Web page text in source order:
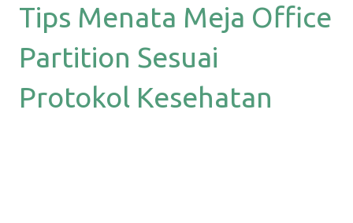
Tips Menata Meja Office
Partition Sesuai
Protokol Kesehatan